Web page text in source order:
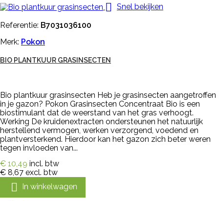
 Snel bekijken
Referentie: B7031036100
Merk: Pokon
BIO PLANTKUUR GRASINSECTEN
Bio plantkuur grasinsecten Heb je grasinsecten aangetroffen
in je gazon? Pokon Grasinsecten Concentraat Bio is een
biostimulant dat de weerstand van het gras verhoogt.
Werking De kruidenextracten ondersteunen het natuurlijk
herstellend vermogen, werken verzorgend, voedend en
plantversterkend. Hierdoor kan het gazon zich beter weren
tegen invloeden van...
€ 10,49 incl. btw
€ 8,67 excl. btw
 In winkelwagen